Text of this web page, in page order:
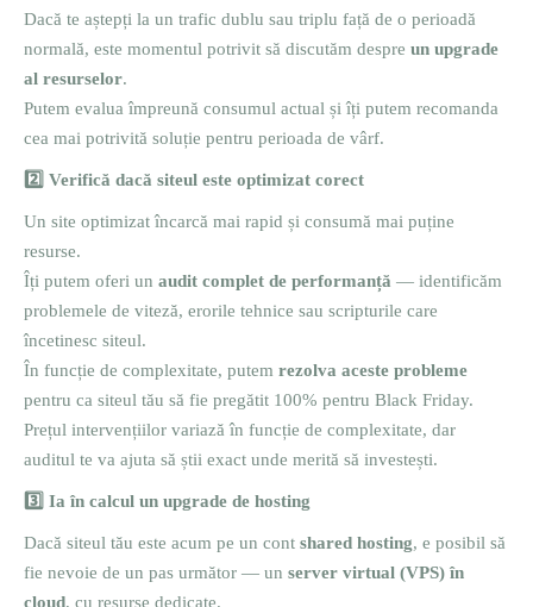
Dacă te aștepți la un trafic dublu sau triplu față de o perioadă
normală, este momentul potrivit să discutăm despre un upgrade
al resurselor.
Putem evalua împreună consumul actual și îți putem recomanda
cea mai potrivită soluție pentru perioada de vârf.
2️ Verifică dacă siteul este optimizat corect
Un site optimizat încarcă mai rapid și consumă mai puține
resurse.
Îți putem oferi un audit complet de performanță — identificăm
problemele de viteză, erorile tehnice sau scripturile care
încetinesc siteul.
În funcție de complexitate, putem rezolva aceste probleme
pentru ca siteul tău să fie pregătit 100% pentru Black Friday.
Prețul intervențiilor variază în funcție de complexitate, dar
auditul te va ajuta să știi exact unde merită să investești.
3️ Ia în calcul un upgrade de hosting
Dacă siteul tău este acum pe un cont shared hosting, e posibil să
fie nevoie de un pas următor — un server virtual (VPS) în
cloud, cu resurse dedicate.